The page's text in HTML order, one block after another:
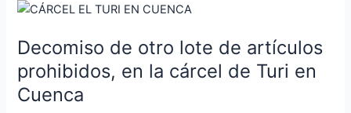
Decomiso de otro lote de artículos
prohibidos, en la cárcel de Turi en
Cuenca
Decomiso
otro
lote
de
artículos